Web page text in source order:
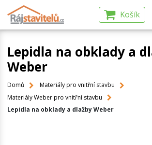
Košík
Lepidla na obklady a
Weber
Domů
Materiály pro vnitřní stavbu
Materiály Weber pro vnitřní stavbu
Lepidla na obklady a dlažby Weber